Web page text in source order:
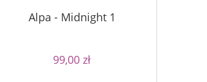
Alpa - Midnight 1
99,00 zł